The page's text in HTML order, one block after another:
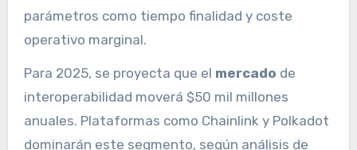
parámetros como tiempo finalidad y coste
operativo marginal.
Para 2025, se proyecta que el mercado de
interoperabilidad moverá $50 mil millones
anuales. Plataformas como Chainlink y Polkadot
dominarán este segmento, según análisis de